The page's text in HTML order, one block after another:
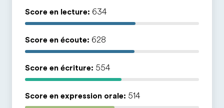
Score en lecture: 634
Score en écoute: 628
Score en écriture: 554
Score en expression orale: 514